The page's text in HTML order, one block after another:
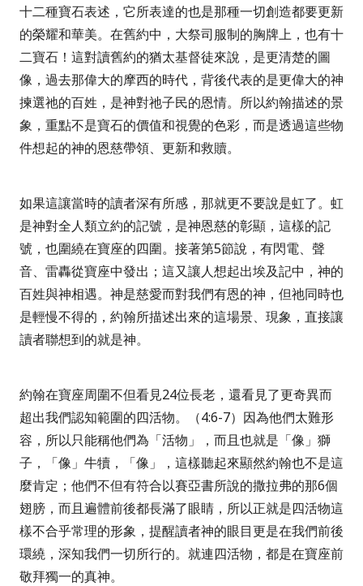
十二種寶石表述，它所表達的也是那種一切創造都要更新
的榮耀和華美。在舊約中，大祭司服制的胸牌上，也有十
二寶石！這對讀舊約的猶太基督徒來說，是更清楚的圖
像，過去那偉大的摩西的時代，背後代表的是更偉大的神
揀選祂的百姓，是神對祂子民的恩情。所以約翰描述的景
象，重點不是寶石的價值和視覺的色彩，而是透過這些物
件想起的神的恩慈帶領、更新和救贖。
如果這讓當時的讀者深有所感，那就更不要說是虹了。虹
是神對全人類立約的記號，是神恩慈的彰顯，這樣的記
號，也圍繞在寶座的四圍。接著第5節說， 有閃電、聲
音、雷轟從寶座中發出； 這又讓人想起出埃及記中，神的
百姓與神相遇。神是慈愛而對我們有恩的神，但祂同時也
是輕慢不得的，約翰所描述出來的這場景、現象，直接讓
讀者聯想到的就是神。
約翰在寶座周圍不但看見24位長老，還看見了更奇異而
超出我們認知範圍的四活物。（4:6-7）因為他們太難形
容，所以只能稱他們為「活物」，而且也就是「像」獅
子，「像」牛犢，「像」，這樣聽起來顯然約翰也不是這
麼肯定；他們不但有符合以賽亞書所說的撒拉弗的那6個
翅膀，而且遍體前後都長滿了眼睛，所以正就是四活物這
樣不合乎常理的形象，提醒讀者神的眼目更是在我們前後
環繞，深知我們一切所行的。就連四活物，都是在寶座前
敬拜獨一的真神。